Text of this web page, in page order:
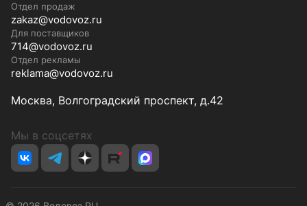
Отдел продаж
zakaz@vodovoz.ru
Для поставщиков
714@vodovoz.ru
Отдел рекламы
reklama@vodovoz.ru
Москва, Волгоградский проспект, д.42
Мы в соцсетях